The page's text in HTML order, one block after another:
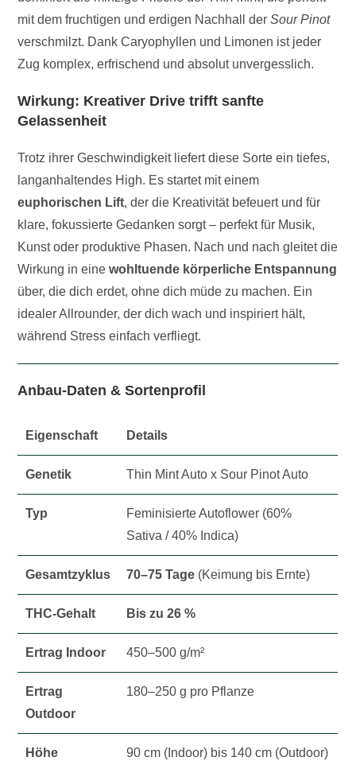
mit dem fruchtigen und erdigen Nachhall derSour Pinot
verschmilzt. Dank Caryophyllen und Limonen ist jeder
Zug komplex, erfrischend und absolut unvergesslich.
Wirkung: Kreativer Drive trifft sanfte
Gelassenheit
Trotz ihrer Geschwindigkeit liefert diese Sorte ein tiefes,
langanhaltendes High. Es startet mit einem
euphorischen Lift, der die Kreativität befeuert und für
klare, fokussierte Gedanken sorgt – perfekt für Musik,
Kunst oder produktive Phasen. Nach und nach gleitet die
Wirkung in einewohltuende körperliche Entspannung
über, die dich erdet, ohne dich müde zu machen. Ein
idealer Allrounder, der dich wach und inspiriert hält,
während Stress einfach verfliegt.
Anbau-Daten & Sortenprofil
Eigenschaft Details
Genetik Thin Mint Auto x Sour Pinot Auto
Typ
Feminisierte Autoflower (60%
Sativa / 40% Indica)
Gesamtzyklus 70–75 Tage (Keimung bis Ernte)
THC-Gehalt Bis zu 26 %
Ertrag Indoor 450–500 g/m²
Ertrag
Outdoor
180–250 g pro Pflanze
Höhe 90 cm (Indoor) bis 140 cm (Outdoor)